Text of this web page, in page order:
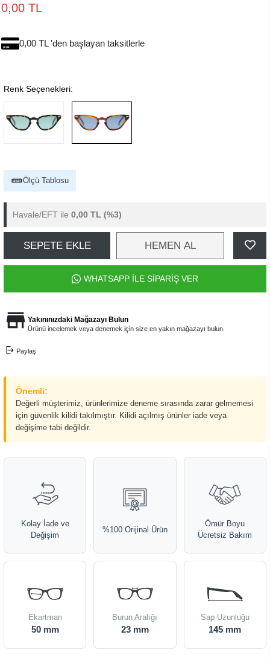
0,00 TL
0,00 TL 'den başlayan taksitlerle
Renk Seçenekleri:
Ölçü Tablosu
Havale/EFT ile 0,00 TL (%3)
SEPETE EKLE HEMEN AL
WHATSAPP İLE SİPARİŞ VER
Yakınınızdaki Mağazayı Bulun
Ürünü incelemek veya denemek için size en yakın mağazayı bulun.
Paylaş
Önemli:
Değerli müşterimiz, ürünlerimize deneme sırasında zarar gelmemesi
için güvenlik kilidi takılmıştır. Kilidi açılmış ürünler iade veya
değişime tabi değildir.
Kolay İade ve
Değişim
%100 Orijinal Ürün
Ömür Boyu
Ücretsiz Bakım
Ekartman
50 mm
Burun Aralığı
23 mm
Sap Uzunluğu
145 mm